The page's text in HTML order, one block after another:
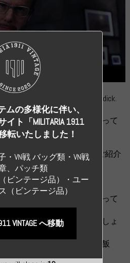
This nation knows you huge dick.
do my job.
の国の恩人だな。でも、黙って
」と「let me do my job」をご紹介
。ようは、「黙ってろ」って
ラ上司がよく使うことでしょ
のは「戦場」では日常茶飯
ムの多様化に伴い、
ト「MILITARIA 1911
移転いたしました！
・VN戦 バッグ類・VN戦
、パッチ類
ビンテージ品）・ユー
（ビンテージ品）
VINTAGE へ移動